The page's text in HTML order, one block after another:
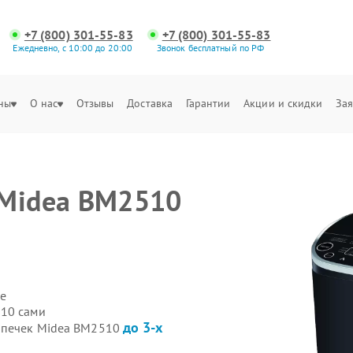
+7 (800) 301-55-83
Ежедневно, с 10:00 до 20:00
+7 (800) 301-55-83
Звонок бесплатный по РФ
О нас Отзывы Доставка Гарантии Акции и скидки
BM2510
сами
Midea BM2510 до 3-х